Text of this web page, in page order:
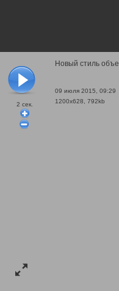
2 сек.
Новый стиль
09 июля 2015, 09:29
1200x628, 792kb